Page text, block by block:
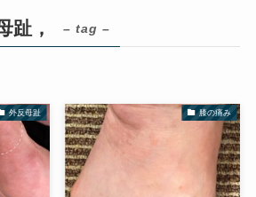
趾， – tag –
外反母趾 膝の痛み